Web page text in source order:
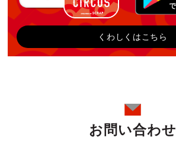
くわしくはこちら
お問い合わせ